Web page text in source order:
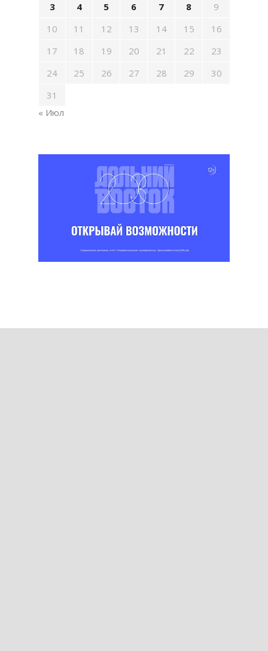
3
4 5 6 7 8
9
10
11 12 13 14 15
16
17
18 19 20 21 22
23
24
25 26 27 28 29
30
31
« Июл